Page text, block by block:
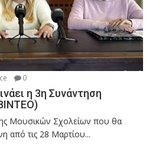
0
η 3η Συνάντηση
Μουσικών Σχολείων που θα
από τις 28 Μαρτίου...